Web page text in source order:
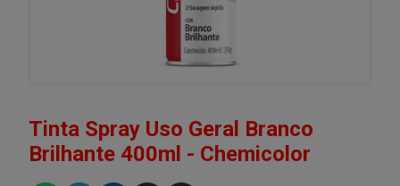
Tinta Spray Uso Geral Branco
Brilhante 400ml - Chemicolor